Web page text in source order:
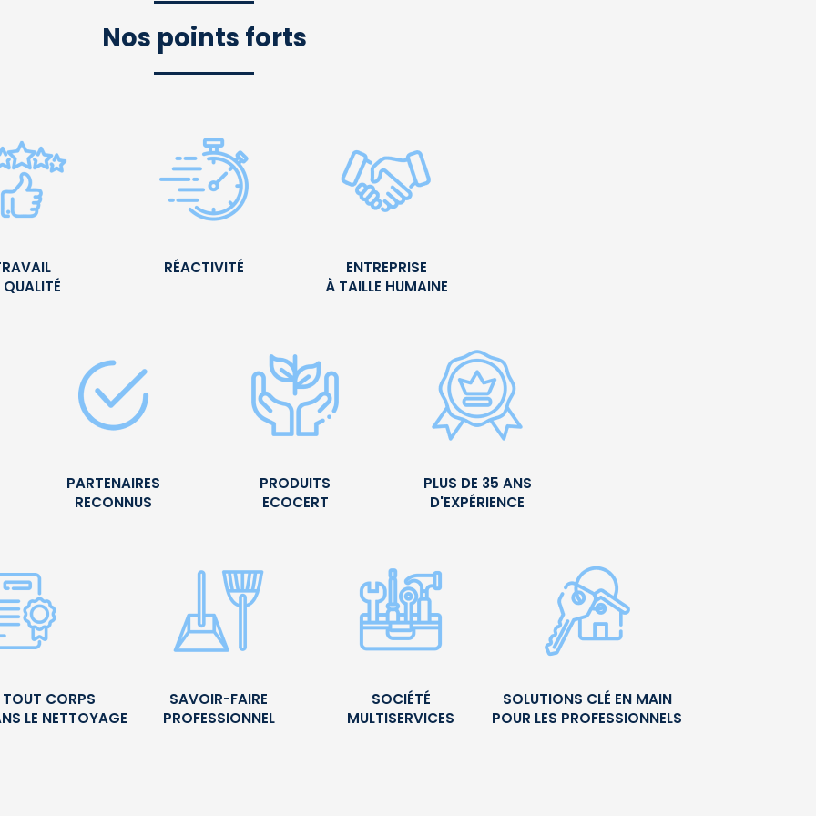
Nos points forts
QUALITÉ
RÉACTIVITÉ
ENTREPRISE
À TAILLE HUMAINE
PARTENAIRES
RECONNUS
PRODUITS
ECOCERT
PLUS DE 35 ANS
D'EXPÉRIENCE
TOUT CORPS
LE NETTOYAGE
SAVOIR-FAIRE
PROFESSIONNEL
SOCIÉTÉ
MULTISERVICES
SOLUTIONS CLÉ EN MAIN
POUR LES PROFESSIONNELS